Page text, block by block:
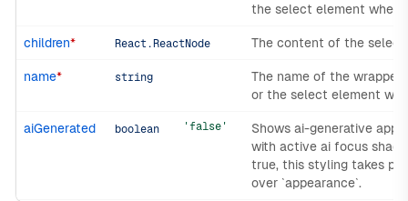
the select element when
children* React.ReactNode The content of the select.
name* string
The name of the wrapper
or the select element
aiGenerated boolean 'false'
Shows ai-generative
with active ai focus
true, this styling takes
over `appearance`.